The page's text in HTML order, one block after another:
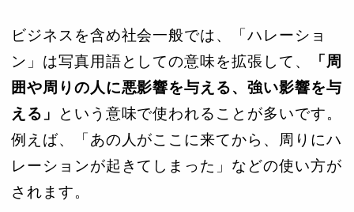
ビジネスを含め社会一般では、「ハレーショ
ン」は写真用語としての意味を拡張して、
「周
囲や周りの人に悪影響を与える、強い影響を与
える」
という意味で使われることが多いです。
例えば、「あの人がここに来てから、周りにハ
レーションが起きてしまった」などの使い方が
されます。